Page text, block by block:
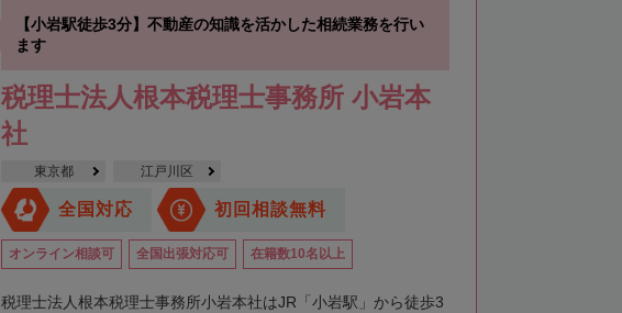
【小岩駅徒歩3分】不動産の知識を活かした相続業務を行い
ます
税理士法人根本税理士事務所 小岩本
社
東京都 江戸川区
全国対応 初回相談無料
オンライン相談可 全国出張対応可 在籍数10名以上
税理士法人根本税理士事務所小岩本社はJR「小岩駅」から徒歩3